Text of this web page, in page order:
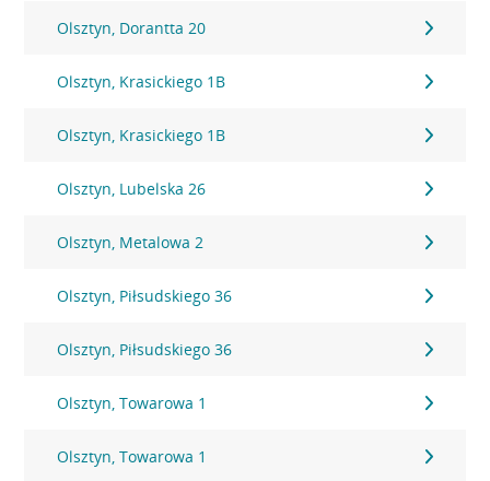
Olsztyn, Dorantta 20
Olsztyn, Krasickiego 1B
Olsztyn, Krasickiego 1B
Olsztyn, Lubelska 26
Olsztyn, Metalowa 2
Olsztyn, Piłsudskiego 36
Olsztyn, Piłsudskiego 36
Olsztyn, Towarowa 1
Olsztyn, Towarowa 1